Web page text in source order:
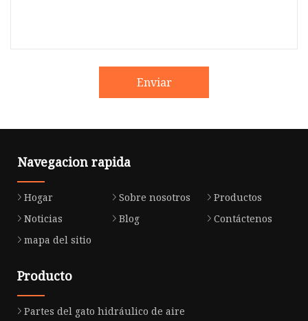
Enviar
Navegacion rapida
Hogar Sobre nosotros
Productos
Noticias
Blog
Contáctenos
mapa del sitio
Producto
Partes del gato hidráulico de aire